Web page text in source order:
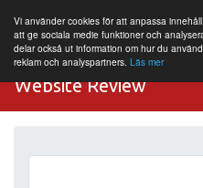
Vi använder cookies för att anpassa
att ge sociala medie funktioner och
delar också ut information om hur du
reklam och analyspartners. Läs mer
Website Review